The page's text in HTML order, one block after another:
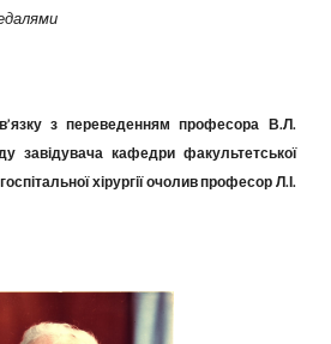
з переведенням професора В.Л.
завідувача кафедри факультетської
хірургії очолив професор Л.І.